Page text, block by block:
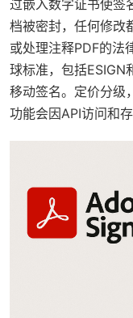
过嵌入数字证书使签
档被密封，任何修改
或处理注释PDF的法
球标准，包括ESIGN
移动签名。定价分级
功能会因API访问和